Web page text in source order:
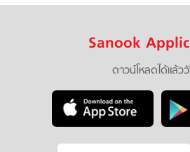
Sanook
ดาวน์โหลดได้แล้ว